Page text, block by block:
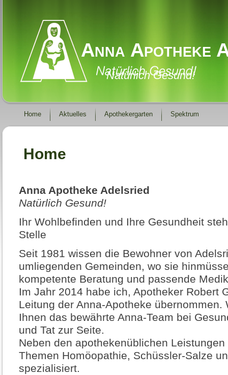
Anna Apotheke
Natürlich Gesund!
Home Aktuelles Apothekergarten Spektrum
Home
Anna Apotheke Adelsried
Natürlich Gesund!
Ihr Wohlbefinden und Ihre Gesundheit
Stelle
Seit 1981 wissen die Bewohner von
umliegenden Gemeinden, wo sie
kompetente Beratung und passende
Im Jahr 2014 habe ich, Apotheker Robert
Leitung der Anna-Apotheke übernommen.
Ihnen das bewährte Anna-Team bei
und Tat zur Seite.
Neben den apothekenüblichen
Themen Homöopathie, Schüssler-Salze
spezialisiert.